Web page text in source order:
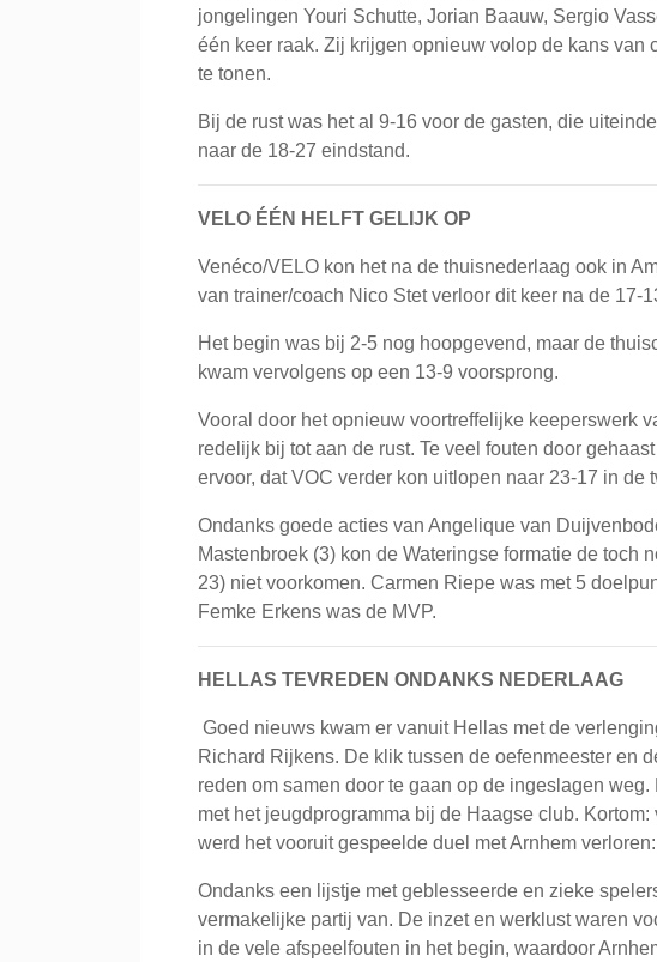
jongelingen Youri Schutte, Jorian Baauw, Sergio
één keer raak. Zij krijgen opnieuw volop de kans van
te tonen.
Bij de rust was het al 9-16 voor de gasten, die
naar de 18-27 eindstand.
VELO ÉÉN HELFT GELIJK OP
Venéco/VELO kon het na de thuisnederlaag ook in
van trainer/coach Nico Stet verloor dit keer na de 17-
Het begin was bij 2-5 nog hoopgevend, maar de
kwam vervolgens op een 13-9 voorsprong.
Vooral door het opnieuw voortreffelijke keeperswerk
redelijk bij tot aan de rust. Te veel fouten door
ervoor, dat VOC verder kon uitlopen naar 23-17 in de
Ondanks goede acties van Angelique van
Mastenbroek (3) kon de Wateringse formatie de toch
23) niet voorkomen. Carmen Riepe was met 5
Femke Erkens was de MVP.
HELLAS TEVREDEN ONDANKS NEDERLAAG
Goed nieuws kwam er vanuit Hellas met de
Richard Rijkens. De klik tussen de oefenmeester en
reden om samen door te gaan op de ingeslagen
met het jeugdprogramma bij de Haagse club.
werd het vooruit gespeelde duel met Arnhem
Ondanks een lijstje met geblesseerde en zieke
vermakelijke partij van. De inzet en werklust waren
in de vele afspeelfouten in het begin, waardoor